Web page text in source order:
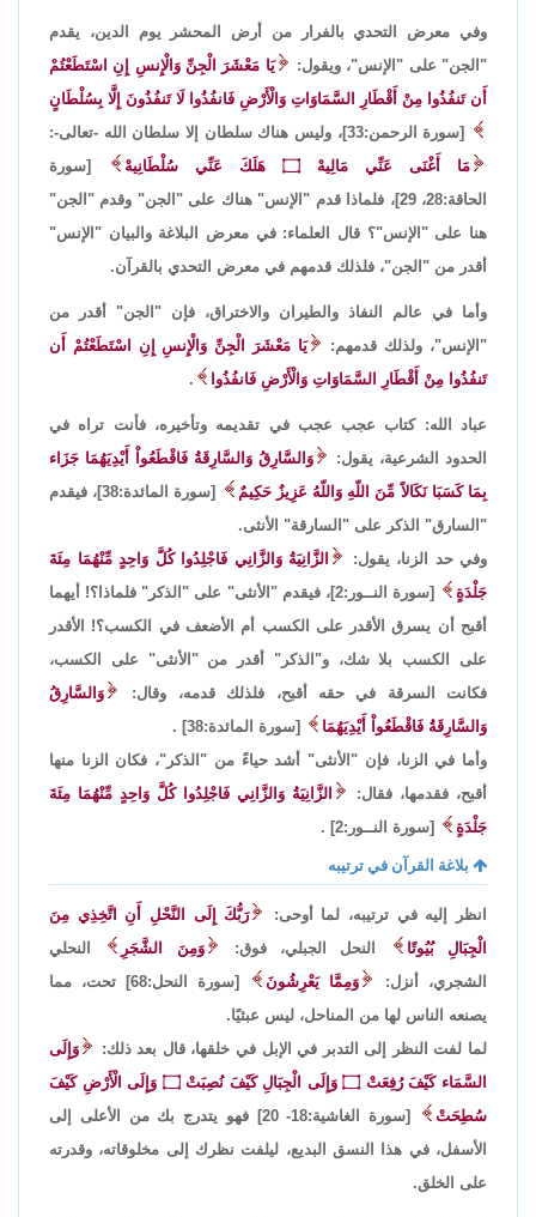
وفي معرض التحدي بالفرار من أرض المحشر يوم الدين، يقدم
"الجن" على "الإنس"، ويقول:
يَا مَعْشَرَ الْجِنِّ وَالْإِنسِ إِنِ اسْتَطَعْتُمْ
أَن تَنفُذُوا مِنْ أَقْطَارِ السَّمَاوَاتِ وَالْأَرْضِ فَانفُذُوا لَا تَنفُذُونَ إِلَّا بِسُلْطَانٍ
[سورة الرحمن:33]، وليس هناك سلطان إلا سلطان الله -تعالى-:
مَا أَغْنَى عَنِّي مَالِيهْ ۝ هَلَكَ عَنِّي سُلْطَانِيهْ
[سورة
الحاقة:28، 29]، فلماذا قدم "الإنس" هناك على "الجن" وقدم "الجن"
هنا على "الإنس"؟ قال العلماء: في معرض البلاغة والبيان "الإنس"
أقدر من "الجن"، فلذلك قدمهم في معرض التحدي بالقرآن.
وأما في عالم النفاذ والطيران والاختراق، فإن "الجن" أقدر من
"الإنس"، ولذلك قدمهم:
يَا مَعْشَرَ الْجِنِّ وَالْإِنسِ إِنِ اسْتَطَعْتُمْ أَن
تَنفُذُوا مِنْ أَقْطَارِ السَّمَاوَاتِ وَالْأَرْضِ فَانفُذُوا
.
عباد الله: كتاب عجب عجب في تقديمه وتأخيره، فأنت تراه في
الحدود الشرعية، يقول:
وَالسَّارِقُ وَالسَّارِقَةُ فَاقْطَعُواْ أَيْدِيَهُمَا جَزَاء
بِمَا كَسَبَا نَكَالاً مِّنَ اللّهِ وَاللّهُ عَزِيزٌ حَكِيمٌ
[سورة المائدة:38]، فيقدم
"السارق" الذكر على "السارقة" الأنثى.
وفي حد الزنا، يقول:
الزَّانِيَةُ وَالزَّانِي فَاجْلِدُوا كُلَّ وَاحِدٍ مِّنْهُمَا مِئَةَ
جَلْدَةٍ
[سورة النــور:2]، فيقدم "الأنثى" على "الذكر" فلماذا؟! أيهما
أقبح أن يسرق الأقدر على الكسب أم الأضعف في الكسب؟! الأقدر
على الكسب بلا شك، و"الذكر" أقدر من "الأنثى" على الكسب،
فكانت السرقة في حقه أقبح، فلذلك قدمه، وقال:
وَالسَّارِقُ
وَالسَّارِقَةُ فَاقْطَعُواْ أَيْدِيَهُمَا
[سورة المائدة:38] .
وأما في الزنا، فإن "الأنثى" أشد حياءً من "الذكر"، فكان الزنا منها
أقبح، فقدمها، فقال:
الزَّانِيَةُ وَالزَّانِي فَاجْلِدُوا كُلَّ وَاحِدٍ مِّنْهُمَا مِئَةَ
جَلْدَةٍ
[سورة النــور:2] .
بلاغة القرآن في ترتيبه
انظر إليه في ترتيبه، لما أوحى:
رَبُّكَ إِلَى النَّحْلِ أَنِ اتَّخِذِي مِنَ
الْجِبَالِ بُيُوتًا
النحل الجبلي، فوق: وَمِنَ الشَّجَرِ
النحلي
الشجري، أنزل:
وَمِمَّا يَعْرِشُونَ
[سورة النحل:68] تحت، مما
يصنعه الناس لها من المناحل، ليس عبثيًا.
لما لفت النظر إلى التدبر في الإبل في خلقها، قال بعد ذلك:
وَإِلَى
السَّمَاء كَيْفَ رُفِعَتْ ۝ وَإِلَى الْجِبَالِ كَيْفَ نُصِبَتْ۝
وَإِلَى الْأَرْضِ كَيْفَ
سُطِحَتْ
[سورة الغاشية:18- 20] فهو يتدرج بك من الأعلى إلى
الأسفل، في هذا النسق البديع، ليلفت نظرك إلى مخلوقاته، وقدرته
على الخلق.